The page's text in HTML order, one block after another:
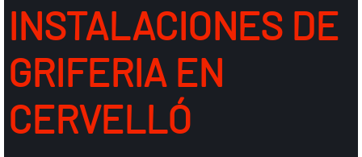
INSTALACIONES DE
GRIFERIA EN
CERVELLÓ